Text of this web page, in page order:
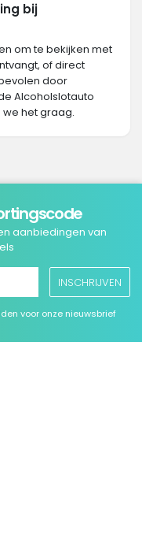
bij
om te bekijken met
of direct
door
Alcoholslotauto
het graag.
aanbiedingen van
INSCHRIJVEN
voor onze nieuwsbrief